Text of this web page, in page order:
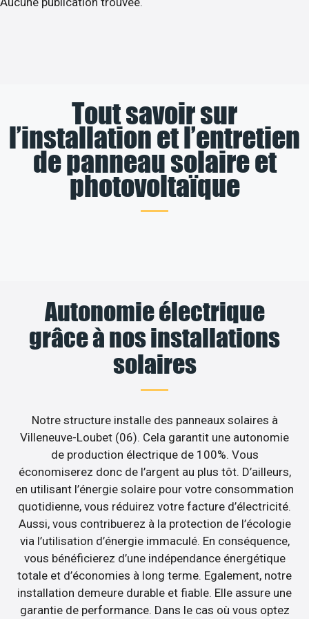
Tout savoir sur
l’installation et l’entretien
de panneau solaire et
photovoltaïque
Autonomie électrique
grâce à nos installations
solaires
Notre structure installe des panneaux solaires à
Villeneuve-Loubet (06). Cela garantit une autonomie
de production électrique de 100%. Vous
économiserez donc de l’argent au plus tôt. D’ailleurs,
en utilisant l’énergie solaire pour votre consommation
quotidienne, vous réduirez votre facture d’électricité.
Aussi, vous contribuerez à la protection de l’écologie
via l’utilisation d’énergie immaculé. En conséquence,
vous bénéficierez d’une indépendance énergétique
totale et d’économies à long terme. Egalement, notre
installation demeure durable et fiable. Elle assure une
garantie de performance. Dans le cas où vous optez